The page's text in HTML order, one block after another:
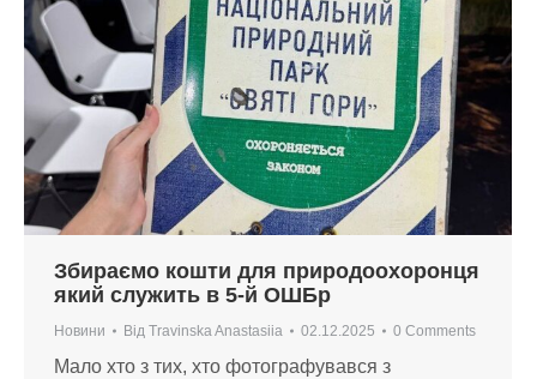
Збираємо кошти для природоохоронця
який служить в 5-й ОШБр
Новини Від Travinska Anastasiia 02.12.2025 0 Comments
Мало хто з тих, хто фотографувався з